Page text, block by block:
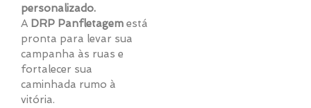
personalizado.
A DRP Panfletagem está
pronta para levar sua
campanha às ruas e
fortalecer sua
caminhada rumo à
vitória.